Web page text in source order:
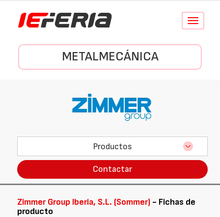
Conmutar
METALMECÁNICA
Productos
Contactar
Zimmer Group Iberia, S.L. (Sommer) - Fichas de
producto